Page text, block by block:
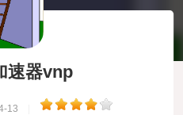
速器vnp
13